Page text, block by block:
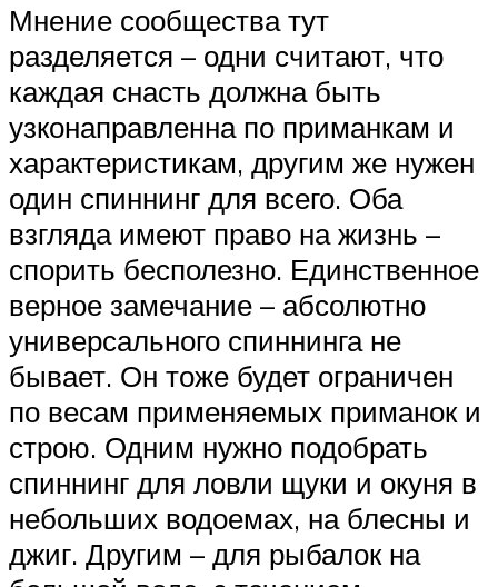
Мнение сообщества тут
разделяется – одни считают, что
каждая снасть должна быть
узконаправленна по приманкам и
характеристикам, другим же нужен
один спиннинг для всего. Оба
взгляда имеют право на жизнь –
спорить бесполезно. Единственное
верное замечание – абсолютно
универсального спиннинга не
бывает. Он тоже будет ограничен
по весам применяемых приманок и
строю. Одним нужно подобрать
спиннинг для ловли щуки и окуня в
небольших водоемах, на блесны и
джиг. Другим – для рыбалок на